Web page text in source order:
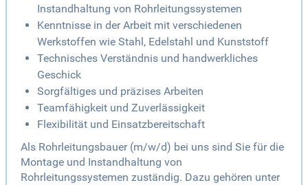
Instandhaltung von Rohrleitungssystemen
Kenntnisse in der Arbeit mit verschiedenen
Werkstoffen wie Stahl, Edelstahl und Kunststoff
Technisches Verständnis und handwerkliches
Geschick
Sorgfältiges und präzises Arbeiten
Teamfähigkeit und Zuverlässigkeit
Flexibilität und Einsatzbereitschaft
Als Rohrleitungsbauer (m/w/d) bei uns sind Sie für die
Montage und Instandhaltung von
Rohrleitungssystemen zuständig. Dazu gehören unter